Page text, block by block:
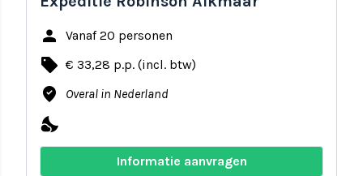
person Vanaf 20 personen
local_offer € 33,28 p.p. (incl. btw)
where_to_vote Overal in Nederland
nights_stay
Informatie aanvragen